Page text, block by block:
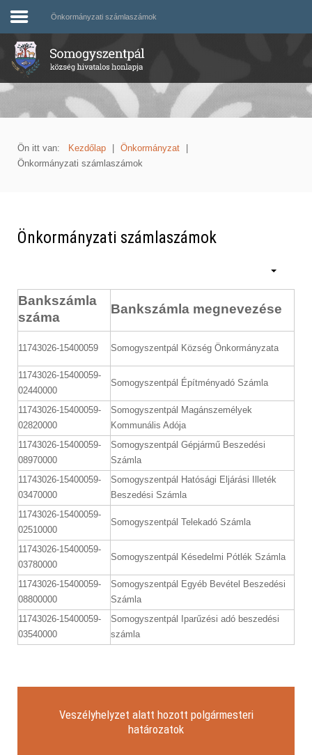
Önkormányzati számlaszámok
Ön itt van: Kezdőlap Önkormányzat
Önkormányzati számlaszámok
Önkormányzati számlaszámok
Bankszámla
száma
Bankszámla megnevezése
11743026-15400059 Somogyszentpál Község Önkormányzata
11743026-15400059-
02440000
Somogyszentpál Építményadó Számla
11743026-15400059-
02820000
Somogyszentpál Magánszemélyek
Kommunális Adója
11743026-15400059-
08970000
Somogyszentpál Gépjármű Beszedési
Számla
11743026-15400059-
03470000
Somogyszentpál Hatósági Eljárási Illeték
Beszedési Számla
11743026-15400059-
02510000
Somogyszentpál Telekadó Számla
11743026-15400059-
03780000
Somogyszentpál Késedelmi Pótlék Számla
11743026-15400059-
08800000
Somogyszentpál Egyéb Bevétel Beszedési
Számla
11743026-15400059-
03540000
Somogyszentpál Iparűzési adó beszedési
számla
Veszélyhelyzet alatt hozott polgármesteri
határozatok